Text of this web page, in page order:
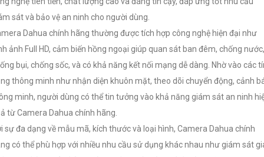
sát và bảo vệ an ninh cho người dùng.
Dahua chính hãng thường được tích hợp công nghệ hiện đại như
ảnh Full HD, cảm biến hồng ngoại giúp quan sát ban đêm, chống nước,
bụi, chống sốc, và có khả năng kết nối mạng dễ dàng. Nhờ vào các
thông minh như nhận diện khuôn mặt, theo dõi chuyển động, cảnh
minh, người dùng có thể tin tưởng vào khả năng giám sát an ninh
từ Camera Dahua chính hãng.
sự đa dạng về mẫu mã, kích thước và loại hình, Camera Dahua chính
có thể phù hợp với nhiều nhu cầu sử dụng khác nhau như giám sát